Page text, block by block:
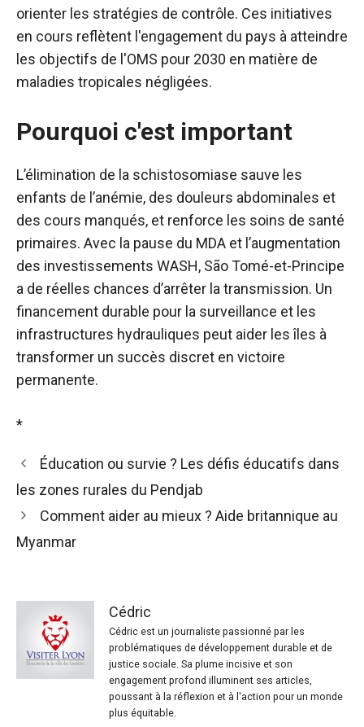
orienter les stratégies de contrôle. Ces initiatives
en cours reflètent l'engagement du pays à atteindre
les objectifs de l'OMS pour 2030 en matière de
maladies tropicales négligées.
Pourquoi c'est important
L’élimination de la schistosomiase sauve les
enfants de l’anémie, des douleurs abdominales et
des cours manqués, et renforce les soins de santé
primaires. Avec la pause du MDA et l’augmentation
des investissements WASH, São Tomé-et-Principe
a de réelles chances d’arrêter la transmission. Un
financement durable pour la surveillance et les
infrastructures hydrauliques peut aider les îles à
transformer un succès discret en victoire
permanente.
*
Éducation ou survie ? Les défis éducatifs dans
les zones rurales du Pendjab
Comment aider au mieux ? Aide britannique au
Myanmar
Cédric
Cédric est un journaliste passionné par les
problématiques de développement durable et de
justice sociale. Sa plume incisive et son
engagement profond illuminent ses articles,
poussant à la réflexion et à l'action pour un monde
plus équitable.